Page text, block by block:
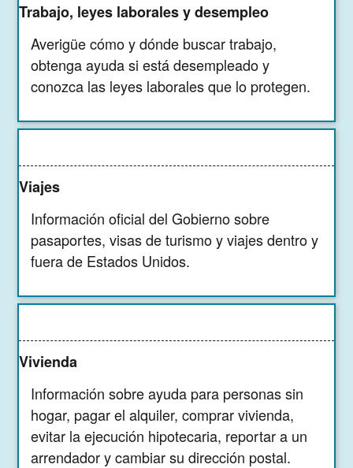
Trabajo, leyes laborales y desempleo
Averigüe cómo y dónde buscar trabajo,
obtenga ayuda si está desempleado y
conozca las leyes laborales que lo protegen.
Viajes
Información oficial del Gobierno sobre
pasaportes, visas de turismo y viajes dentro y
fuera de Estados Unidos.
Vivienda
Información sobre ayuda para personas sin
hogar, pagar el alquiler, comprar vivienda,
evitar la ejecución hipotecaria, reportar a un
arrendador y cambiar su dirección postal.